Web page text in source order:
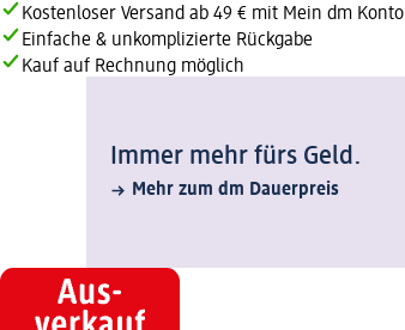
Kostenloser Versand ab 49 € mit Mein dm Konto
Einfache & unkomplizierte Rückgabe
Kauf auf Rechnung möglich
Immer mehr fürs Geld.
Mehr zum dm Dauerpreis